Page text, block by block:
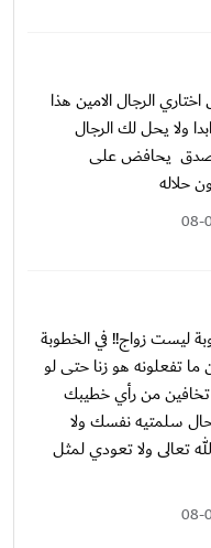
الرجال الامين هذا
ولا يحل لك الرجال
بصدق يحافض على
حلاله
08-
ليست زواج!! في الخطوبة
تفعلونه هو زنا حتى لو
تخافين من رأي خطيبك
سلمتيه نفسك ولا
تعالى ولا تعودي لمثل
08-